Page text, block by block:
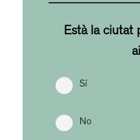
Està la ciutat
Sí
No